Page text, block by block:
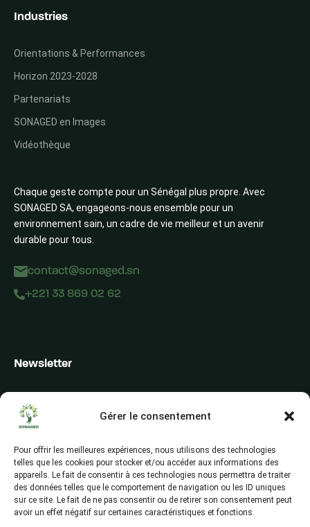
Gérer le consentement
Pour offrir les meilleures expériences, nous utilisons des technologies
telles que les cookies pour stocker et/ou accéder aux informations des
appareils. Le fait de consentir à ces technologies nous permettra de traiter
des données telles que le comportement de navigation ou les ID uniques
sur ce site. Le fait de ne pas consentir ou de retirer son consentement peut
avoir un effet négatif sur certaines caractéristiques et fonctions.
Chaque geste compte pour un Sénégal plus propre. Avec
SONAGED SA, engageons-nous ensemble pour un
environnement sain, un cadre de vie meilleur et un avenir
durable pour tous.
contact@sonaged.sn
+221 33 869 02 62
Industries
Orientations & Performances
Horizon 2023-2028
Partenariats
SONAGED en Images
Vidéothèque
Newsletter
les actualités et les conseils